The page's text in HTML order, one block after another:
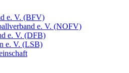
e. V. (BFV)
e. V. (NOFV)
e. V. (DFB)
e. V. (LSB)